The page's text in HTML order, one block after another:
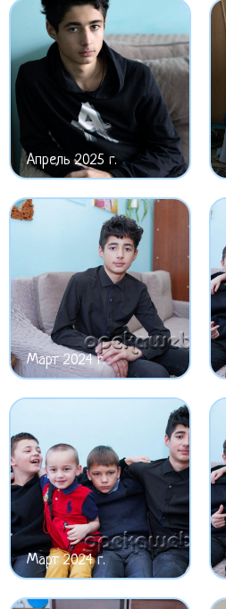
Апрель 2025 г.
Март 2024 г.
Март 2024 г.